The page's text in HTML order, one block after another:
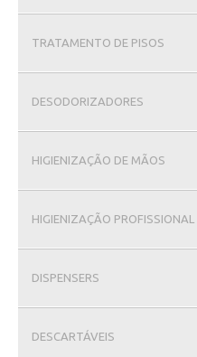
TRATAMENTO DE PISOS
DESODORIZADORES
HIGIENIZAÇÃO DE MÃOS
HIGIENIZAÇÃO PROFISSIONAL
DISPENSERS
DESCARTÁVEIS